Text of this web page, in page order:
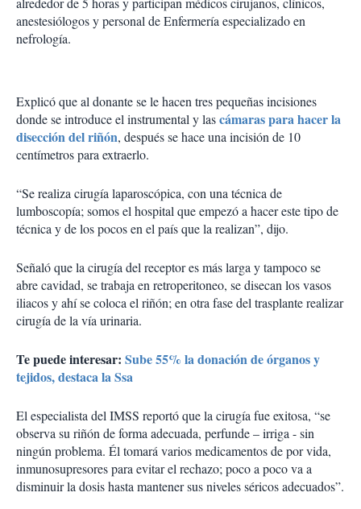
anestesiólogos y personal de Enfermería especializado en
nefrología.
Explicó que al donante se le hacen tres pequeñas incisiones
donde se introduce el instrumental y lascámaras para hacer la
disección del riñón, después se hace una incisión de 10
centímetros para extraerlo.
“Se realiza cirugía laparoscópica, con una técnica de
lumboscopía; somos el hospital que empezó a hacer este tipo de
técnica y de los pocos en el país que la realizan”, dijo.
Señaló que la cirugía del receptor es más larga y tampoco se
abre cavidad, se trabaja en retroperitoneo, se disecan los vasos
iliacos y ahí se coloca el riñón; en otra fase del trasplante realizar
cirugía de la vía urinaria.
Te puede interesar: Sube 55% la donación de órganos y
tejidos, destaca la Ssa
El especialista del IMSS reportó que la cirugía fue exitosa, “se
observa su riñón de forma adecuada, perfunde – irriga - sin
ningún problema. Él tomará varios medicamentos de por vida,
inmunosupresores para evitar el rechazo; poco a poco va a
disminuir la dosis hasta mantener sus niveles séricos adecuados”.